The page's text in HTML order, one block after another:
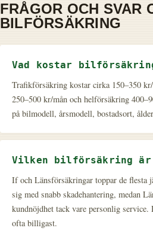
FRÅGOR OCH SVAR
BILFÖRSÄKRING
Vad kostar
Trafikförsäkring kostar cirka 150–350
250–500 kr/mån och helförsäkring
på bilmodell, årsmodell, bostadsort,
Vilken bilförsäkring är
If och Länsförsäkringar toppar de flesta
sig med snabb skadehantering, medan
kundnöjdhet tack vare personlig
ofta billigast.